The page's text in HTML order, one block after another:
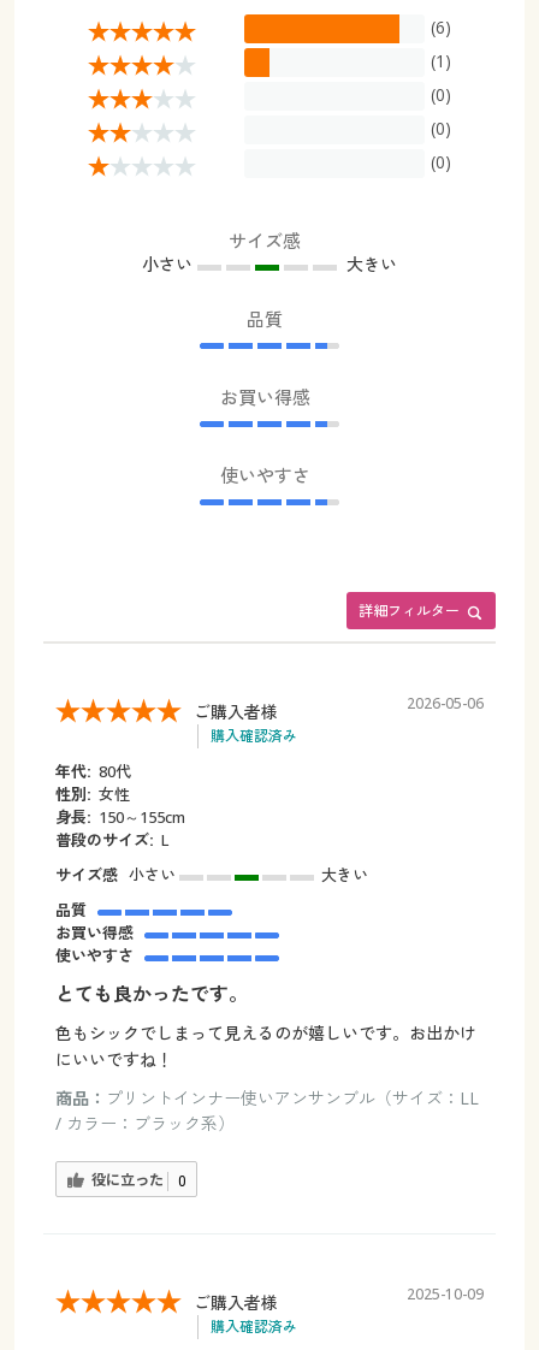
(6)
(1)
(0)
(0)
(0)
サイズ感
小さい 大きい
品質
お買い得感
使いやすさ
詳細フィルター
ご購入者様
購入確認済み
2026-05-06
年代: 80代
性別: 女性
身長: 150～155cm
普段のサイズ: L
サイズ感 小さい
大きい
品質
お買い得感
使いやすさ
とても良かったです。
色もシックでしまって見えるのが嬉しいです。お出かけ
にいいですね！
商品： プリントインナー使いアンサンブル（サイズ：LL
/ カラー：ブラック系）
役に立った 0
ご購入者様
購入確認済み
2025-10-09